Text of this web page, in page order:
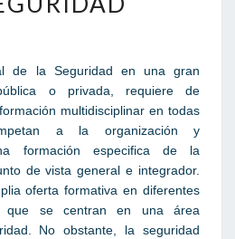
DE
de la Seguridad en una gran
o privada, requiere de
multidisciplinar en todas
a la organización y
formación especifica de la
de vista general e integrador.
oferta formativa en diferentes
que se centran en una área
No obstante, la seguridad